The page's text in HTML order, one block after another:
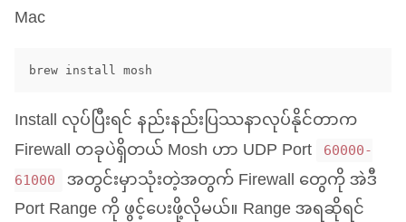
Mac
Install လုပ်ပြီးရင် နည်းနည်းပြဿနာလုပ်နိုင်တာက
Firewall တခုပဲရှိတယ် Mosh ဟာUDPPort
60000-
61000
အတွင်းမှာသုံးတဲ့အတွက် Firewall တွေကို အဲဒီ
Port Range ကို ဖွင့်ပေးဖို့လိုမယ်။ Range အရဆိုရင်